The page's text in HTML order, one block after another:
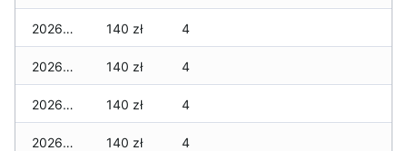
2026-04-21 140 zł 4
2026-04-20 140 zł 4
2026-04-19 140 zł 4
2026-04-18 140 zł 4